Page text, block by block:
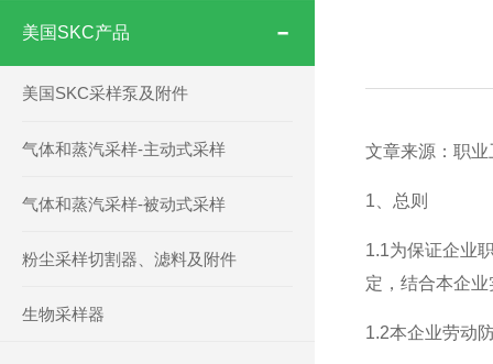
美国SKC产品
美国SKC采样泵及附件
气体和蒸汽采样-主动式采样
气体和蒸汽采样-被动式采样
粉尘采样切割器、滤料及附件
生物采样器
文章来源：职业
1、总则
1.1为保证企业
定，结合本企
1.2本企业劳动